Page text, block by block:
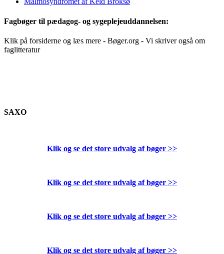
Fagbøger til pædagog- og sygeplejeuddannelsen:
Klik på forsiderne og læs mere - Bøger.org - Vi skriver også om
faglitteratur
SAXO
Klik og se det store udvalg af bøger >>
Klik og se det store udvalg af bøger >>
Klik og se det store udvalg af bøger >>
Klik og se det store udvalg af bøger >>